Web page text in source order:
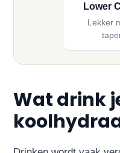
Lower
Lekker
Wat drink